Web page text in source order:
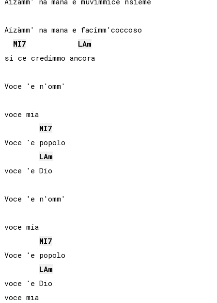
Aizàmm' na mana e facimm'coccoso
MI7 LAm
si ce credimmo ancora
Voce 'e n'omm'
voce mia
MI7
Voce 'e popolo
LAm
voce 'e Dio
Voce 'e n'omm'
voce mia
MI7
Voce 'e popolo
LAm
voce 'e Dio
voce mia